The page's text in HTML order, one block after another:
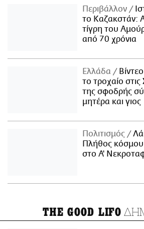
Περιβάλλον
το Καζακστάν:
τίγρη του
από 70 χρόνια
Ελλάδα
το τροχαίο
της σφοδρής
μητέρα και γιος
Πολιτισμός
Πλήθος κόσμου
στο Α'
THE GOOD LIFO